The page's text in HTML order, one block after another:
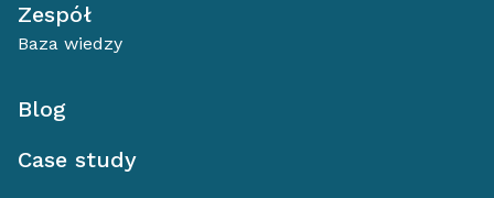
Zespół
Baza wiedzy
Blog
Case study